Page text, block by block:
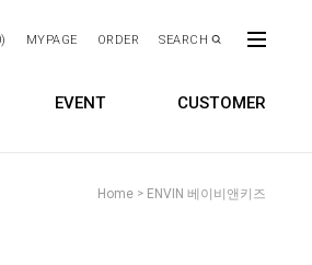
) MYPAGE ORDER SEARCH
EVENT CUSTOMER
Home > ENVIN 베이비앤키즈